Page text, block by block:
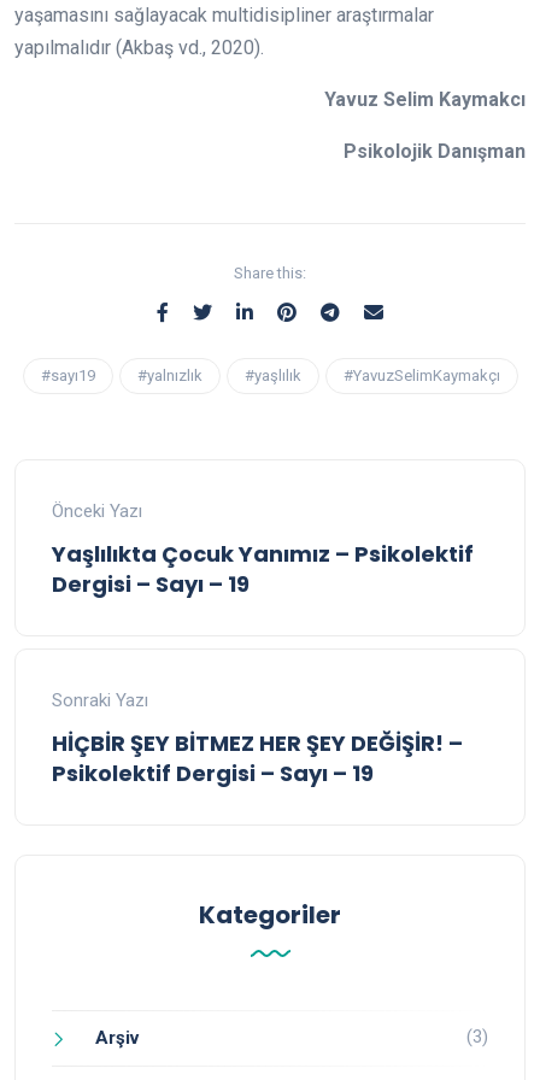
yaşamasını sağlayacak multidisipliner araştırmalar
yapılmalıdır (Akbaş vd., 2020).
Yavuz Selim Kaymakcı
Psikolojik Danışman
Share this:
#sayı19 #yalnızlık #yaşlılık #YavuzSelimKaymakçı
Önceki Yazı
Yaşlılıkta Çocuk Yanımız – Psikolektif
Dergisi – Sayı – 19
Sonraki Yazı
HİÇBİR ŞEY BİTMEZ HER ŞEY DEĞİŞİR! –
Psikolektif Dergisi – Sayı – 19
Kategoriler
Arşiv (3)